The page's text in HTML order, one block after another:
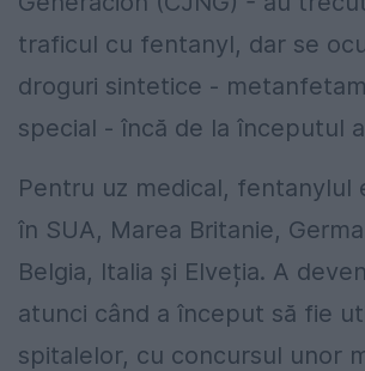
traficul cu fentanyl, dar se
droguri sintetice -
special - încă de la începutul
Pentru uz medical, fentanylul
în SUA, Marea Britanie,
Belgia, Italia și Elveția. A
atunci când a început să fie
spitalelor, cu concursul unor